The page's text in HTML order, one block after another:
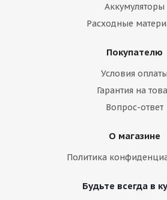
Аккумуляторы
Расходные
Покупателю
Условия оплаты
Гарантия на
Вопрос-ответ
О магазине
Политика
Будьте всегда в